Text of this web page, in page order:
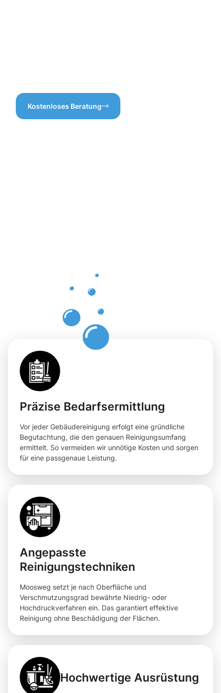
Kostenloses Beratung
Präzise Bedarfsermittlung
Vor jeder Gebäudereinigung erfolgt eine gründliche
Begutachtung, die den genauen Reinigungsumfang
ermittelt. So vermeiden wir unnötige Kosten und sorgen
für eine passgenaue Leistung.
Angepasste
Reinigungstechniken
Moosweg setzt je nach Oberfläche und
Verschmutzungsgrad bewährte Niedrig- oder
Hochdruckverfahren ein. Das garantiert effektive
Reinigung ohne Beschädigung der Flächen.
Hochwertige Ausrüstung